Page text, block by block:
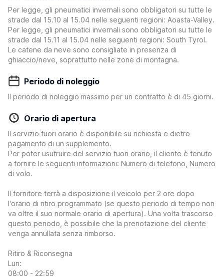
Per legge, gli pneumatici invernali sono obbligatori su tutte le
strade dal 15.10 al 15.04 nelle seguenti regioni: Aoasta-Valley.
Per legge, gli pneumatici invernali sono obbligatori su tutte le
strade dal 15.11 al 15.04 nelle seguenti regioni: South Tyrol.
Le catene da neve sono consigliate in presenza di
ghiaccio/neve, soprattutto nelle zone di montagna.
Periodo di noleggio
Il periodo di noleggio massimo per un contratto è di 45 giorni.
Orario di apertura
Il servizio fuori orario è disponibile su richiesta e dietro
pagamento di un supplemento.
Per poter usufruire del servizio fuori orario, il cliente è tenuto
a fornire le seguenti informazioni: Numero di telefono, Numero
di volo.
Il fornitore terrà a disposizione il veicolo per 2 ore dopo
l'orario di ritiro programmato (se questo periodo di tempo non
va oltre il suo normale orario di apertura). Una volta trascorso
questo periodo, è possibile che la prenotazione del cliente
venga annullata senza rimborso.
Ritiro & Riconsegna
Lun:
08:00 - 22:59